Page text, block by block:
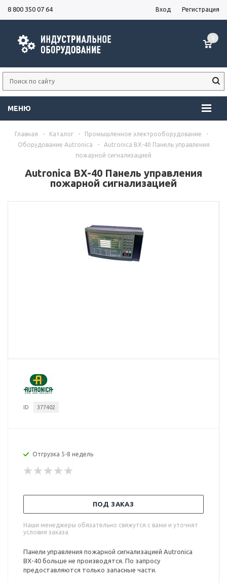
8 800 350 07 64 Вход Регистрация
МЕНЮ
0
Главная - Каталог - Промышленное электрооборудование
-
Оборудование Autronica
-
Autronica BX-40 Панель управления
пожарной сигнализацией
Autronica BX-40 Панель управления
пожарной сигнализацией
ID 377402
Отгрузка 5-8 недель
ПОД ЗАКАЗ
Наши менеджеры обязательно свяжутся с вами и уточнят
условия заказа
Панели управления пожарной сигнализацией Autronica
BX-40 больше не производятся. По запросу
предоставляются только запасные части.